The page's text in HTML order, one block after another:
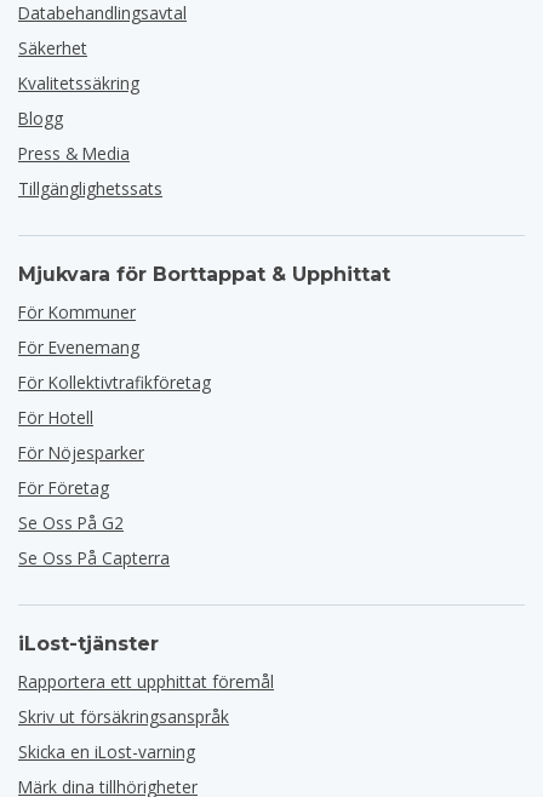
Databehandlingsavtal
Säkerhet
Kvalitetssäkring
Blogg
Press & Media
Tillgänglighetssats
Mjukvara för Borttappat & Upphittat
För Kommuner
För Evenemang
För Kollektivtrafikföretag
För Hotell
För Nöjesparker
För Företag
Se Oss På G2
Se Oss På Capterra
iLost-tjänster
Rapportera ett upphittat föremål
Skriv ut försäkringsanspråk
Skicka en iLost-varning
Märk dina tillhörigheter